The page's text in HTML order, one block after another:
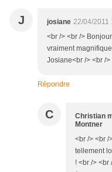
J josiane 22/04/2011
<br /> <br />
vraiment
Josiane<br /> <br />
Répondre
C
Christian
Montner
<br /> <br /
tellement
! <br /> <br